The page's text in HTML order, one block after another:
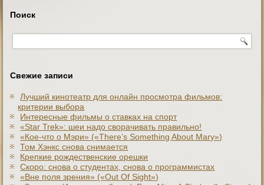
Поиск
Свежие записи
Лучший кинотеатр для онлайн просмотра фильмов:
критерии выбора
Интересные фильмы о ставках на спорт
«Star Trek»: шеи надо сворачивать правильно!
«Кое-что о Мэри» («There’s Something About Mary»)
Том Хэнкс снова снимается
Крепкие рождественские орешки
Скоро: снова о студентах, снова о программистах
«Вне поля зрения» («Out Of Sight»)